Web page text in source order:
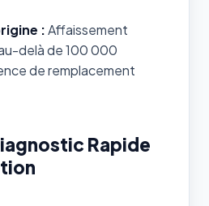
:Affaissement
delà de 100 000
de remplacement
Rapide